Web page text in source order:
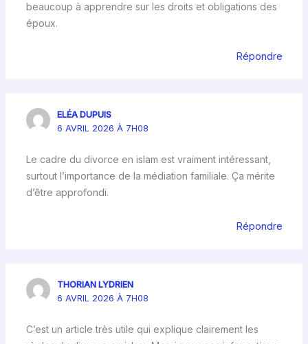
beaucoup à apprendre sur les droits et obligations des
époux.
Répondre
ELÉA DUPUIS
6 AVRIL 2026 À 7H08
Le cadre du divorce en islam est vraiment intéressant,
surtout l’importance de la médiation familiale. Ça mérite
d’être approfondi.
Répondre
THORIAN LYDRIEN
6 AVRIL 2026 À 7H08
C’est un article très utile qui explique clairement les